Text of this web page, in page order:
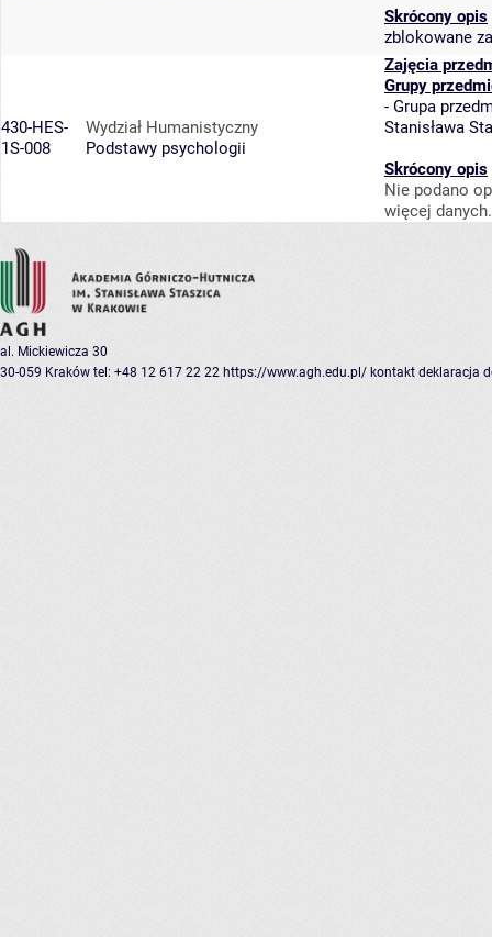
Skrócony opis
zblokowane
430-HES-
1S-008
Wydział Humanistyczny
Podstawy psychologii
Zajęcia
Grupy
- Grupa
Stanisława
Skrócony opis
Nie podano
więcej danych.
al. Mickiewicza 30
30-059 Kraków tel: +48 12 617 22 22 https://www.agh.edu.pl/ kontakt deklaracja